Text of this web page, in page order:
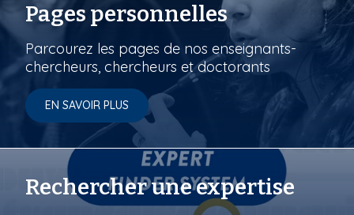
Pages personnelles
Parcourez les pages de nos enseignants-
chercheurs, chercheurs et doctorants
EN SAVOIR PLUS
Rechercher une expertise